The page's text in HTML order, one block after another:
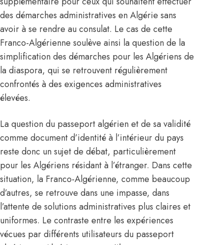
des démarches administratives en Algérie sans
avoir à se rendre au consulat. Le cas de cette
Franco-Algérienne soulève ainsi la question de la
simplification des démarches pour les Algériens de
la diaspora, qui se retrouvent régulièrement
confrontés à des exigences administratives
élevées.
La question du passeportalgérien et de sa validité
comme document d’identité à l’intérieur du pays
reste donc un sujet de débat, particulièrement
pour les Algériens résidant à l’étranger. Dans cette
situation, la Franco-Algérienne, comme beaucoup
d’autres, se retrouve dans une impasse, dans
l’attente de solutions administratives plus claires et
uniformes. Le contraste entre les expériences
vécues par différents utilisateurs du passeport